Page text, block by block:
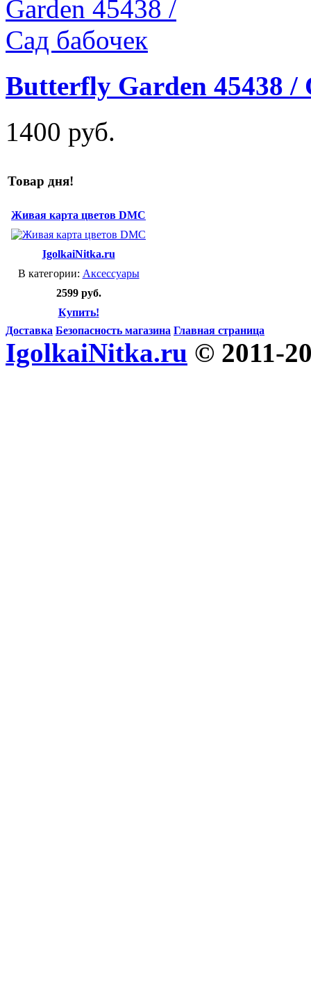
Butterfly Garden 45438 /
1400 руб.
Товар дня!
Живая карта цветов DMC
IgolkaiNitka.ru
В категории: Аксессуары
2599 руб.
Купить!
Доставка Безопасность магазина Главная страница
IgolkaiNitka.ru © 2011-